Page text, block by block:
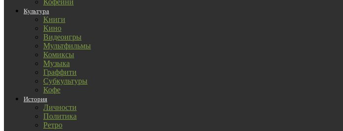
Кофейни
Культура
Книги
Кино
Видеоигры
Мультфильмы
Комиксы
Музыка
Граффити
Субкультуры
Кофе
История
Личности
Политика
Ретро